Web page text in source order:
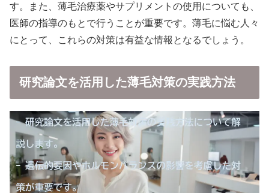
す。また、薄毛治療薬やサプリメントの使用についても、
医師の指導のもとで行うことが重要です。薄毛に悩む人々
にとって、これらの対策は有益な情報となるでしょう。
研究論文を活用した薄毛対策の実践方法